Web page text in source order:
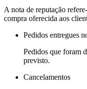
A nota de reputação
compra oferecida aos
Pedidos entregues
Pedidos que foram
previsto.
Cancelamentos